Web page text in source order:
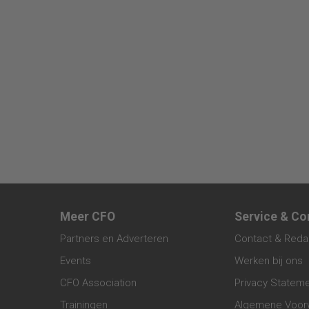
Meer CFO
Partners en Adverteren
Events
CFO Association
Trainingen
Service &
Contact &
Werken bij ons
Privacy
Algemene